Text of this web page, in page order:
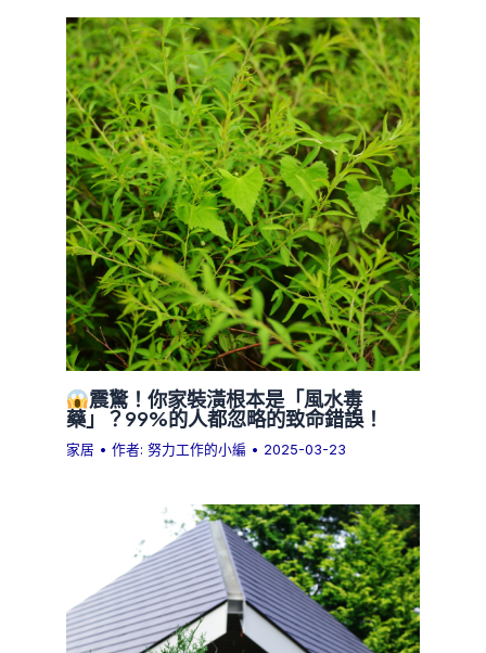
震驚！你家裝潢根本是「風水毒
藥」？99%的人都忽略的致命錯誤！
家居 • 作者:努力工作的小編 • 2025-03-23